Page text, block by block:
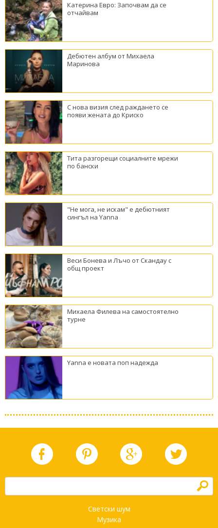
Катерина Евро: Започвам да се
отчайвам
Дебютен албум от Михаела
Маринова
С нова визия след раждането се
появи жената до Криско
Тита разгорещи социалните мрежи
по бански
"Не мога, не искам" е дебютният
сингъл на Yanna
Веси Бонева и Лъчо от Скандау с
общ проект
Михаела Филева на самостоятелно
турне
Yanna е новата поп надежда
h
Светски шум
Музика